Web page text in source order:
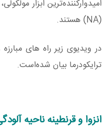
امیدوارکننده‌ترین ابزار
(NA) هستند.
در ویدیوی زیر راه های
ترایکودرما بیان شده‌است.
انزوا و قرنطینه ناحیه